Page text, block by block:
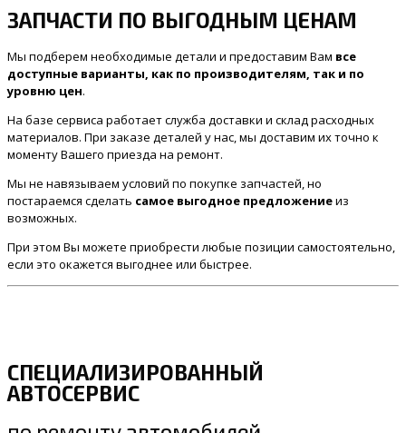
ЗАПЧАСТИ ПО ВЫГОДНЫМ ЦЕНАМ
Мы подберем необходимые детали и предоставим Вам все
доступные варианты, как по производителям, так и по
уровню цен.
На базе сервиса работает служба доставки и склад расходных
материалов. При заказе деталей у нас, мы доставим их точно к
моменту Вашего приезда на ремонт.
Мы не навязываем условий по покупке запчастей, но
постараемся сделать самое выгодное предложениеиз
возможных.
При этом Вы можете приобрести любые позиции самостоятельно,
если это окажется выгоднее или быстрее.
СПЕЦИАЛИЗИРОВАННЫЙ
АВТОСЕРВИС